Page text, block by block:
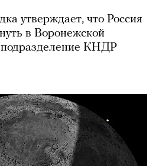
утверждает, что Россия
в Воронежской
подразделение КНДР